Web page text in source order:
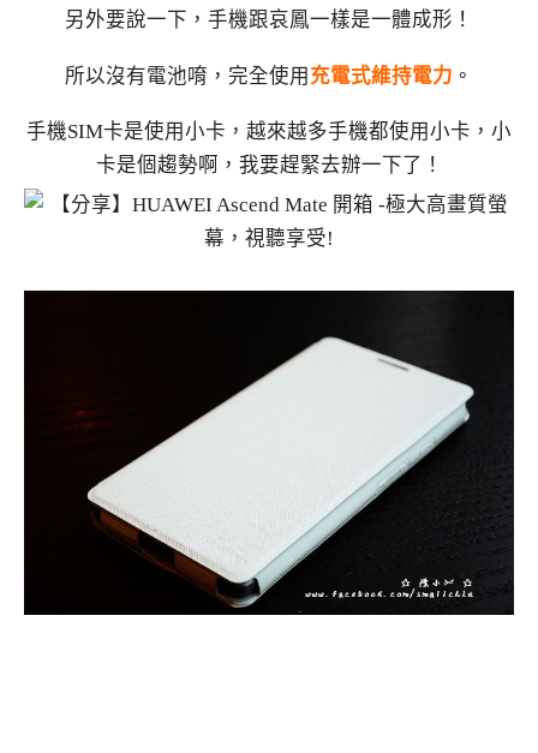
另外要說一下，手機跟哀鳳一樣是一體成形！
所以沒有電池唷，完全使用 充電式維持電力 。
手機SIM卡是使用小卡，越來越多手機都使用小卡，小
卡是個趨勢啊，我要趕緊去辦一下了！